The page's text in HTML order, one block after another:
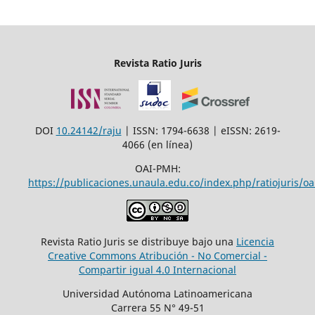
Revista Ratio Juris
DOI 10.24142/raju | ISSN: 1794-6638 | eISSN: 2619-
4066 (en línea)
OAI-PMH:
https://publicaciones.unaula.edu.co/index.php/ratiojuris/
Revista Ratio Juris se distribuye bajo una Licencia
Creative Commons Atribución - No Comercial -
Compartir igual 4.0 Internacional
Universidad Autónoma Latinoamericana
Carrera 55 N° 49-51